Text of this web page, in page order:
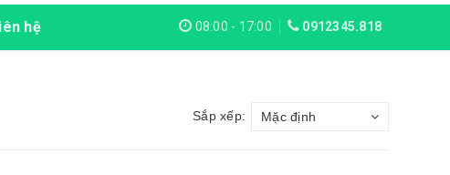
hệ 08:00 - 17:00 0912345.818
Sắp xếp: Mặc định